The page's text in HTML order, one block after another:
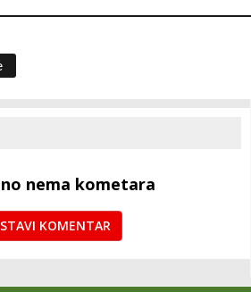
nema kometara
KOMENTAR